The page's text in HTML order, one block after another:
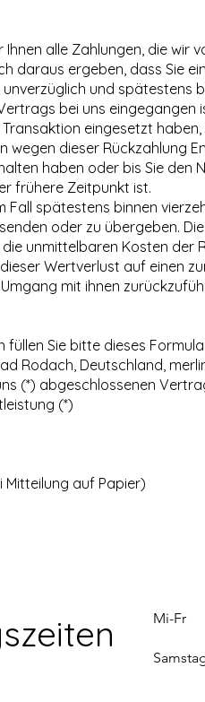
alle Zahlungen, die wir
daraus ergeben, dass Sie
und spätestens
bei uns eingegangen
eingesetzt
wegen dieser Rückzahlung
haben oder bis Sie den
frühere Zeitpunkt ist.
spätestens binnen
oder zu übergeben.
unmittelbaren Kosten der
Wertverlust auf einen
mit ihnen
Sie bitte dieses
Rodach, Deutschland,
(*) abgeschlossenen
(*)
auf Papier)
Mi-Fr